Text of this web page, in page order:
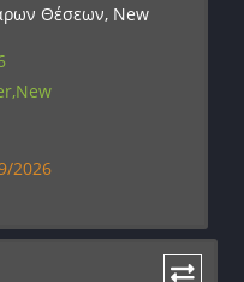
Θέσεων, New
2026